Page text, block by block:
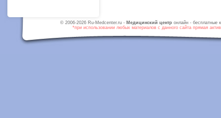
© 2006-2026 Ru-Medcenter.ru - Медицинский центр онлайн - бесплатные
*при использовании любых материалов с данного сайта прямая